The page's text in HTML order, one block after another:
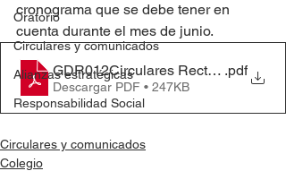
Oratorio
Circulares y comunicados
Alianzas estratégicas
Responsabilidad Social
cronograma que se debe tener en
cuenta durante el mes de junio.
GDR012Circulares Rectoriales
.pdf
Descargar PDF • 247KB
Circulares y comunicados
Colegio